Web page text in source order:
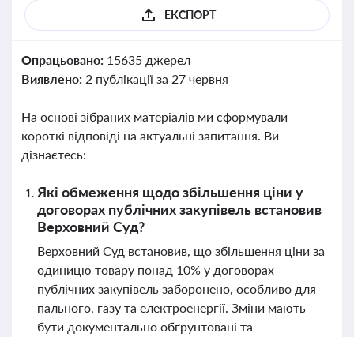
ЕКСПОРТ
Опрацьовано: 15635 джерел
Виявлено: 2 публікації за 27 червня
На основі зібраних матеріалів ми сформували
короткі відповіді на актуальні запитання. Ви
дізнаєтесь:
Які обмеження щодо збільшення ціни у
договорах публічних закупівель встановив
Верховний Суд?
Верховний Суд встановив, що збільшення ціни за
одиницю товару понад 10% у договорах
публічних закупівель заборонено, особливо для
пального, газу та електроенергії. Зміни мають
бути документально обґрунтовані та